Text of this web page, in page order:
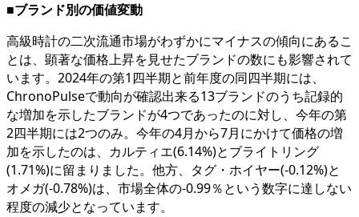
■ブランド別の価値変動
高級時計の二次流通市場がわずかにマイナスの傾向にあるこ
とは、顕著な価格上昇を見せたブランドの数にも影響されて
います。2024年の第1四半期と前年度の同四半期には、
ChronoPulseで動向が確認出来る13ブランドのうち記録的
な増加を示したブランドが4つであったのに対し、今年の第
2四半期には2つのみ。今年の4月から7月にかけて価格の増
加を示したのは、カルティエ(6.14%)とブライトリング
(1.71%)に留まりました。他方、タグ・ホイヤー(-0.12%)と
オメガ(-0.78%)は、市場全体の-0.99％という数字に達しない
程度の減少となっています。